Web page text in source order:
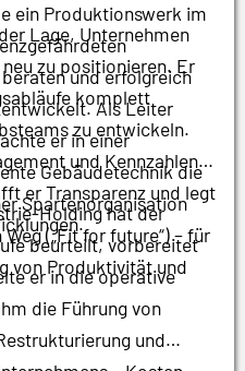
ein Produktionswerk im
und erfolgreich
Als Leiter
er in einer
Gebäudetechnik die
Spartenorganisation
(„Fit for future“) – für
von Produktivität und
Lage, Unternehmen
zu positionieren. Er
komplett
zu entwickeln.
und Kennzahlen
er Transparenz und legt
Holding hat der
beurteilt, vorbereitet
er in die operative
die Führung von
und